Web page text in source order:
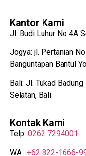
Kantor Kami
Jl. Budi Luhur No 4A
Jogya: jl. Pertanian
Banguntapan Bantul
Bali: Jl. Tukad Badung
Selatan, Bali
Kontak Kami
Telp: 0262 7294001
WA : +62 822-1666-